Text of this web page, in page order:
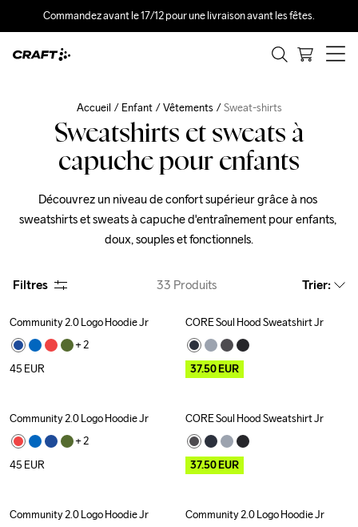
Commandez avant le 17/12 pour une livraison avant les fêtes.
Accueil Enfant Vêtements Sweat-shirts
Sweatshirts et sweats à
capuche pour enfants
Découvrez un niveau de confort supérieur grâce à nos
sweatshirts et sweats à capuche d'entraînement pour enfants,
doux, souples et fonctionnels.
Filtres 33 Produits Trier:
Community 2.0 Logo Hoodie Jr
+ 2
45 EUR
Outlet
CORE Soul Hood Sweatshirt Jr
37.50EUR
Community 2.0 Logo Hoodie Jr
+ 2
45 EUR
Outlet
CORE Soul Hood Sweatshirt Jr
37.50EUR
Community 2.0 Logo Hoodie Jr
Community 2.0 Logo Hoodie Jr